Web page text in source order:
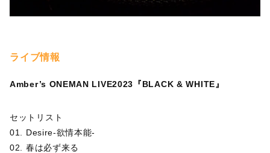
ライブ情報
Amber’s ONEMAN LIVE2023『BLACK & WHITE』
セットリスト
01. Desire-欲情本能-
02. 春は必ず来る